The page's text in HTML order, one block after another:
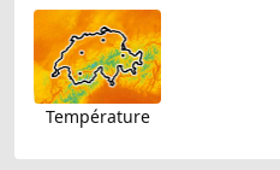
Température